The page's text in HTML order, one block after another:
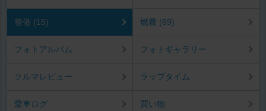
整備 (15) 燃費 (69)
フォトアルバム フォトギャラリー
クルマレビュー ラップタイム
愛車ログ 買い物